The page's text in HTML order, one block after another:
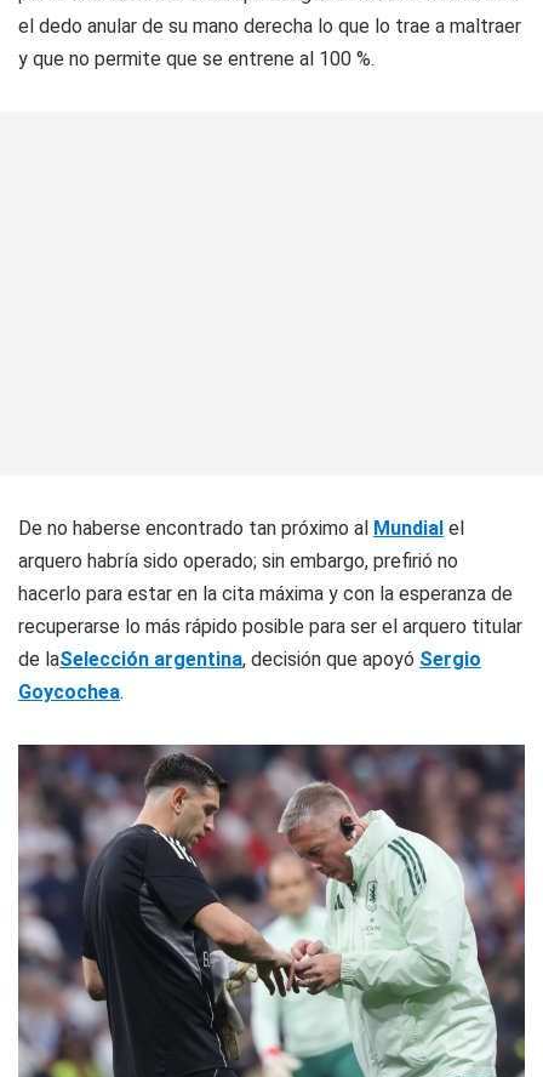
el dedo anular de su mano derecha lo que lo trae a maltraer
y que no permite que se entrene al 100 %.
De no haberse encontrado tan próximo al Mundial el
arquero habría sido operado; sin embargo, prefirió no
hacerlo para estar en la cita máxima y con la esperanza de
recuperarse lo más rápido posible para ser el arquero titular
de laSelección argentina, decisión que apoyó Sergio
Goycochea.